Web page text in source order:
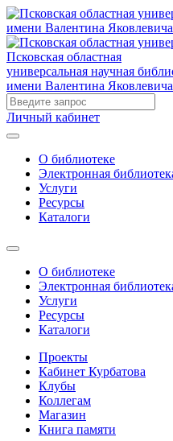
Псковская областная
универсальная научная
имени Валентина
Личный кабинет
О библиотеке
Электронная
Услуги
Ресурсы
Каталоги
О библиотеке
Электронная
Услуги
Ресурсы
Каталоги
Проекты
Кабинет Курбатова
Клубы
Коллегам
Магазин
Книга памяти